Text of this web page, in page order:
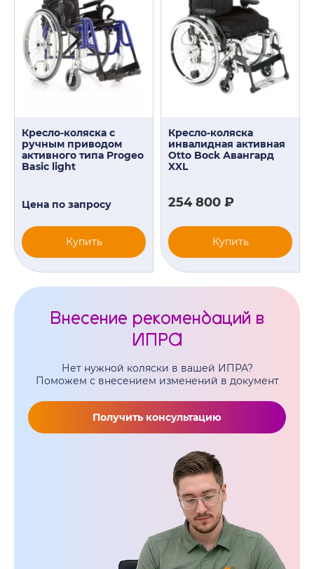
Кресло-коляска с
ручным приводом
активного типа Progeo
Basic light
Цена по запросу
Купить
Кресло-коляска
инвалидная активная
Otto Bock Авангард
XXL
254 800 ₽
Купить
Внесение рекомендаций в
ИПРА
Нет нужной коляски в вашей ИПРА?
Поможем с внесением изменений в документ
Получить консультацию